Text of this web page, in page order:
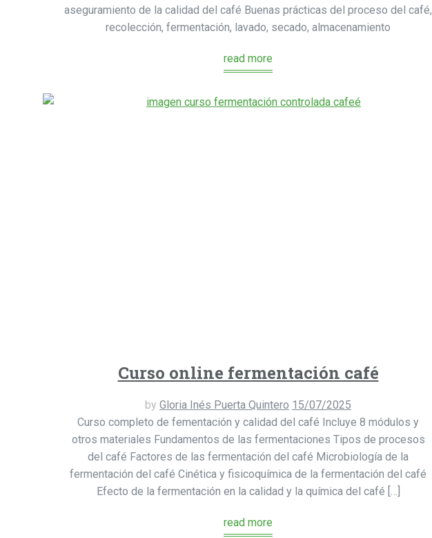
aseguramiento de la calidad del café Buenas prácticas del proceso del café,
recolección, fermentación, lavado, secado, almacenamiento
read more
Curso online fermentación café
by Gloria Inés Puerta Quintero 15/07/2025
Curso completo de fementación y calidad del café Incluye 8 módulos y
otros materiales Fundamentos de las fermentaciones Tipos de procesos
del café Factores de las fermentación del café Microbiología de la
fermentación del café Cinética y fisicoquímica de la fermentación del café
Efecto de la fermentación en la calidad y la química del café […]
read more